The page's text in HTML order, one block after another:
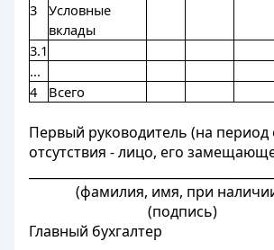
3
Условные
вклады
3.1
...
4
Всего
Первый руководитель (на период
отсутствия - лицо, его
(фамилия, имя, при наличии
(подпись)
Главный бухгалтер